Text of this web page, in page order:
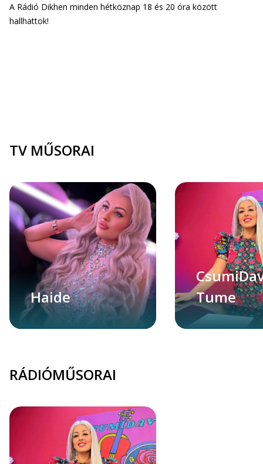
A Rádió Dikhen minden hétköznap 18 és 20 óra között
hallhattok!
TV MŰSORAI
Haide
Tume
RÁDIÓMŰSORAI